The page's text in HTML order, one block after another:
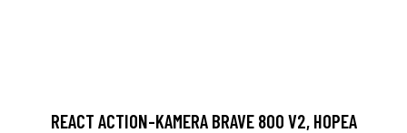
REACT ACTION-KAMERA BRAVE 800 V2, HOPEA